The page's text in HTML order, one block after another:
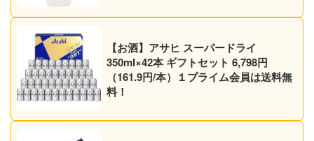
【お酒】アサヒ スーパードライ
350ml×42本 ギフトセット 6,798円
（161.9円/本）１プライム会員は送料無
料！